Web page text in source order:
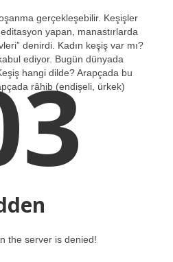
gerçekleşebilir. Keşişler
yapan, manastırlarda
denirdi. Kadın keşiş var mı?
ediyor. Bugün dünyada
hangi dilde? Arapçada bu
râhib (endişeli, ürkek)
the server is denied!